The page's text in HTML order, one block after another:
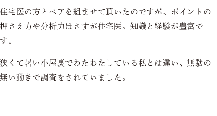
住宅医の方とペアを組ませて頂いたのですが、ポイントの
押さえ方や分析力はさすが住宅医。知識と経験が豊富で
す。
狭くて暑い小屋裏でわたわたしている私とは違い、無駄の
無い動きで調査をされていました。